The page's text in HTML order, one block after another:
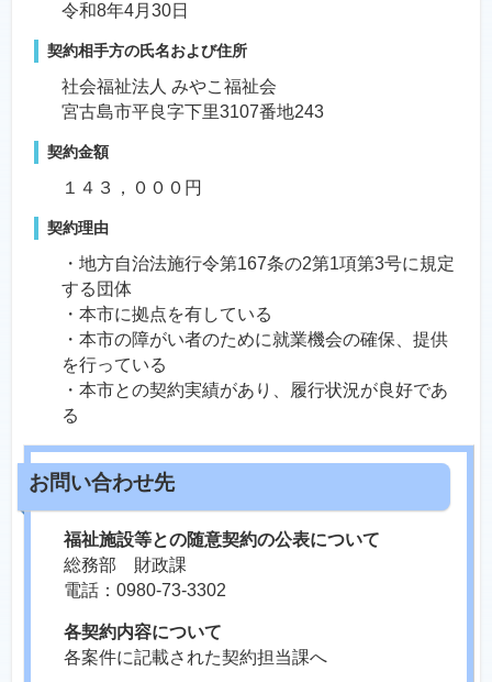
令和8年4月30日
契約相手方の氏名および住所
社会福祉法人 みやこ福祉会
宮古島市平良字下里3107番地243
契約金額
１４３，０００円
契約理由
・地方自治法施行令第167条の2第1項第3号に規定
する団体
・本市に拠点を有している
・本市の障がい者のために就業機会の確保、提供
を行っている
・本市との契約実績があり、履行状況が良好であ
る
福祉施設等との随意契約の公表について
総務部 財政課
電話：0980-73-3302
各契約内容について
各案件に記載された契約担当課へ